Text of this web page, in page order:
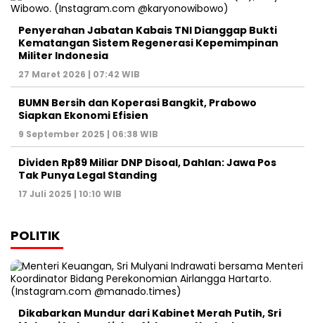
Penyerahan Jabatan Kabais TNI Dianggap Bukti
Kematangan Sistem Regenerasi Kepemimpinan
Militer Indonesia
27 Maret 2026 | 07:42 WIB
BUMN Bersih dan Koperasi Bangkit, Prabowo
Siapkan Ekonomi Efisien
9 September 2025 | 06:38 WIB
Dividen Rp89 Miliar DNP Disoal, Dahlan: Jawa Pos
Tak Punya Legal Standing
17 Juli 2025 | 10:10 WIB
POLITIK
Dikabarkan Mundur dari Kabinet Merah Putih, Sri